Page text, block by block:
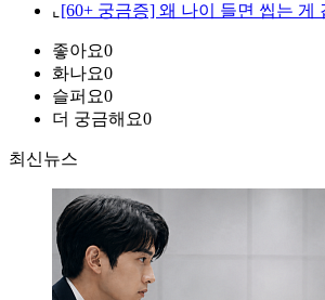
⌞ [60+ 궁금증] 왜 나이 들면 씹는 게
좋아요0
화나요0
슬퍼요0
더 궁금해요0
최신뉴스